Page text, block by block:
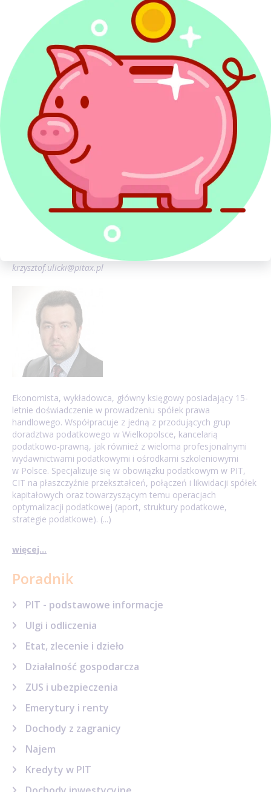
Jeśli po dokonaniu zmian przez ZUS w ciągu 3
miesięcy od dnia otrzymania informacji
o ubezpieczeniu przez pracownika, pracownik ten ani
płatnik składek nie złożą do ZUS wniosku o zmianę
decyzji, wówczas informacje wydane przez ZUS
traktuje się jako obowiązujące. W przeciwnym razie, tj.
w wypadku złożenia dotyczącego tej sprawy wniosku
przez osobę ubezpieczoną lub płatnika składek do
ZUS, organ ubezpieczeniowy dokona wszczęcia
postępowania wyjaśniającego, a po jego zakończeniu
wyda decyzję w przedmiotowej sprawie.
O Autorze: Krzysztof Ulicki
Specjalista ds. podatków i rachunkowości
krzysztof.ulicki@pitax.pl
Ekonomista, wykładowca, główny księgowy posiadający 15-
letnie doświadczenie w prowadzeniu spółek prawa
handlowego. Współpracuje z jedną z przodujących grup
doradztwa podatkowego w Wielkopolsce, kancelarią
podatkowo-prawną, jak również z wieloma profesjonalnymi
wydawnictwami podatkowymi i ośrodkami szkoleniowymi
w Polsce. Specjalizuje się w obowiązku podatkowym w PIT,
CIT na płaszczyźnie przekształceń, połączeń i likwidacji spółek
kapitałowych oraz towarzyszącym temu operacjach
optymalizacji podatkowej (aport, struktury podatkowe,
strategie podatkowe). (...)
więcej...
Poradnik
PIT - podstawowe informacje
Ulgi i odliczenia
Etat, zlecenie i dzieło
Działalność gospodarcza
ZUS i ubezpieczenia
Emerytury i renty
Dochody z zagranicy
Najem
Kredyty w PIT